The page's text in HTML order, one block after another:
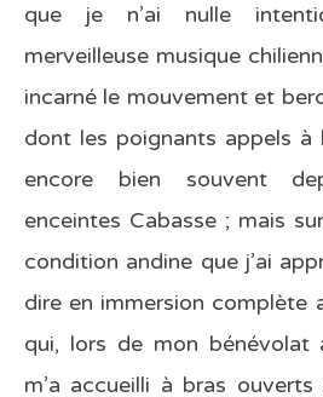
que je n’ai nulle
merveilleuse musique
incarné le mouvement et
dont les poignants appels à
encore bien souvent
enceintes Cabasse ; mais
condition andine que j’ai
dire en immersion complète
qui, lors de mon bénévolat
m’a accueilli à bras